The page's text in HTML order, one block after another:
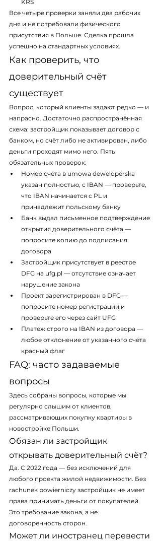
KRS
Все четыре проверки заняли два рабочих
дня и не потребовали физического
присутствия в Польше. Сделка прошла
успешно на стандартных условиях.
Как проверить, что
доверительный счёт
существует
Вопрос, который клиенты задают редко — и
напрасно. Достаточно распространённая
схема: застройщик показывает договор с
банком, но счёт либо не активирован, либо
деньги проходят мимо него. Пять
обязательных проверок:
Номер счёта в umowa deweloperska
указан полностью, с IBAN — проверьте,
что IBAN начинается с PL и
принадлежит польскому банку
Банк выдал письменное подтверждение
открытия доверительного счёта —
попросите копию до подписания
договора
Застройщик присутствует в реестре
DFG на ufg.pl — отсутствие означает
нарушение закона
Проект зарегистрирован в DFG —
попросите номер регистрации и
проверьте его через сайт UFG
Платёж строго на IBAN из договора —
любое отклонение от указанного счёта
красный флаг
FAQ: часто задаваемые
вопросы
Здесь собраны вопросы, которые мы
регулярно слышим от клиентов,
рассматривающих покупку квартиры в
новостройке Польши.
Обязан ли застройщик
открывать доверительный счёт?
Да. С 2022 года — без исключений для
любого проекта жилой недвижимости. Без
rachunek powierniczy застройщик не имеет
права принимать деньги от покупателей.
Это требование закона, а не
договорённость сторон.
Может ли иностранец перевести